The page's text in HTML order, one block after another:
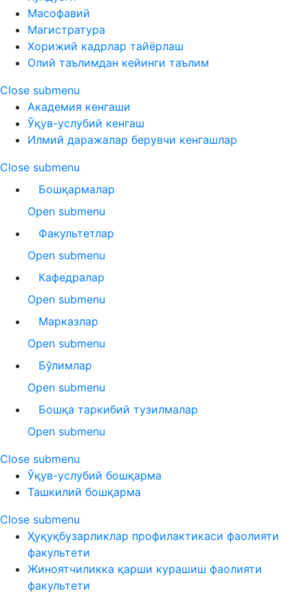
Масофавий
Магистратура
Хорижий кадрлар тайёрлаш
Олий таълимдан кейинги таълим
Close submenu
Академия кенгаши
Ўқув-услубий кенгаш
Илмий даражалар берувчи кенгашлар
Close submenu
Бошқармалар
Open submenu
Факультетлар
Open submenu
Кафедралар
Open submenu
Марказлар
Open submenu
Бўлимлар
Open submenu
Бошқа таркибий тузилмалар
Open submenu
Close submenu
Ўқув-услубий бошқарма
Ташкилий бошқарма
Close submenu
Ҳуқуқбузарликлар профилактикаси фаолияти
факультети
Жиноятчиликка қарши курашиш фаолияти
факультети